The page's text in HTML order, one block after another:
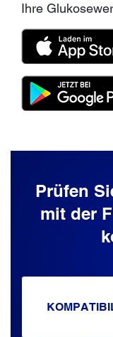
Ihre
Prüfen
mit der